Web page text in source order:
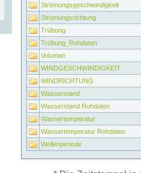
Strömungsgeschwindigkeit
Strömungsrichtung
Trübung
Trübung_Rohdaten
Volumen
WINDGESCHWINDIGKEIT
WINDRICHTUNG
Wasserstand
Wasserstand Rohdaten
Wassertemperatur
Wassertemperatur Rohdaten
Wellenperiode